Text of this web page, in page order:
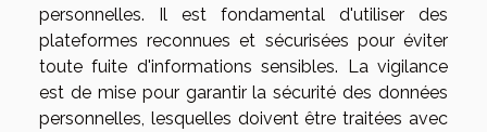
personnelles. Il est fondamental d'utiliser des
plateformes reconnues et sécurisées pour éviter
toute fuite d'informations sensibles. La vigilance
est de mise pour garantir la sécurité des données
personnelles, lesquelles doivent être traitées avec